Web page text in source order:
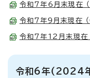
令和7年6月末現在
令和7年9月末現在
令和7年12月末現
令和6年(2024